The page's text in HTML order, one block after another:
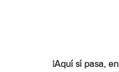
¡Aquí sí pasa, en